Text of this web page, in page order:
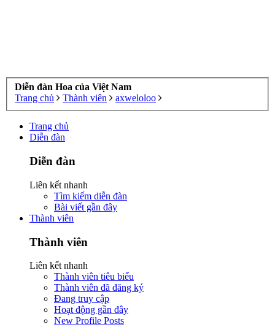
Diễn đàn Hoa của Việt Nam
Trang chủ
Thành viên axweloloo
Trang chủ
Diễn đàn
Diễn đàn
Liên kết nhanh
Tìm kiếm diễn đàn
Bài viết gần đây
Thành viên
Thành viên
Liên kết nhanh
Thành viên tiêu biểu
Thành viên đã đăng ký
Đang truy cập
Hoạt động gần đây
New Profile Posts